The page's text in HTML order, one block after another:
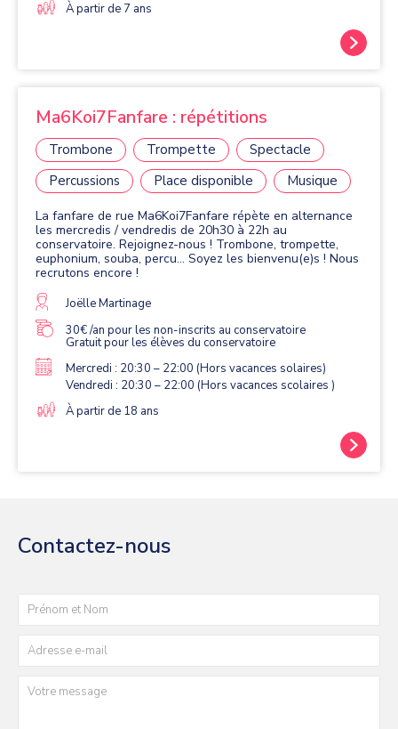
À partir de 7 ans
Ma6Koi7Fanfare : répétitions
Trombone Trompette
Spectacle
Percussions
Place disponible Musique
La fanfare de rue Ma6Koi7Fanfare répète en alternance
les mercredis / vendredis de 20h30 à 22h au
conservatoire. Rejoignez-nous ! Trombone, trompette,
euphonium, souba, percu... Soyez les bienvenu(e)s ! Nous
recrutons encore !
Joëlle Martinage
30€ /an pour les non-inscrits au conservatoire
Gratuit pour les élèves du conservatoire
Mercredi : 20:30 – 22:00 (Hors vacances solaires)
Vendredi : 20:30 – 22:00 (Hors vacances scolaires )
À partir de 18 ans
Contactez-nous